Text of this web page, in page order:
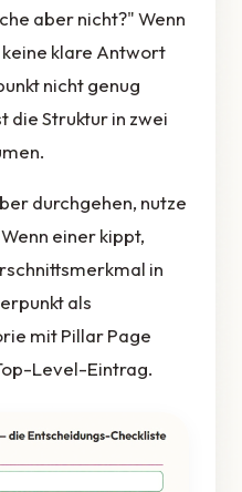
aber nicht?" Wenn
klare Antwort
nicht genug
die Struktur in zwei
durchgehen, nutze
einer kippt,
in
als
mit Pillar Page
Level-Eintrag.